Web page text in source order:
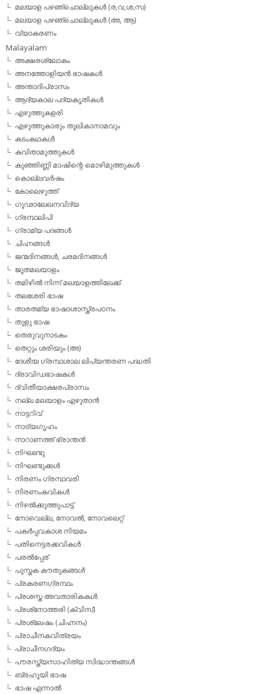
മലയാള പഴഞ്ചൊല്ലുകള്‍ (ര,വ,ശ,സ)
മലയാള പഴഞ്ചൊല്ലുകൾ (അ, ആ)
വ്യാകരണം
Malayalam
അക്ഷരശ്ലോകം
അനത്തോളിയന്‍ ഭാഷകള്‍
അന്താദിപ്രാസം
ആദ്യകാല പദ്യകൃതികള്‍
എഴുത്തുകളരി
എഴുത്തുകാരും തൂലികാനാമവും
കടംകഥകള്‍
കവിതാമുത്തുകള്‍
കുഞ്ഞിണ്ണി മാഷിന്റെ മൊഴിമുത്തുകള്‍
കൊല്ലവര്‍ഷം
കോലെഴുത്ത്
ഗൂഢാലേഖനവിദ്യ
ഗ്രന്ഥലിപി
ഗ്രാമ്യ പദങ്ങള്‍
ചിഹ്നങ്ങള്‍
ജന്മദിനങ്ങള്‍, ചരമദിനങ്ങള്‍
ജൂതമലയാളം
തമിഴില്‍ നിന്ന് മലയാളത്തിലേക്ക്
തലശേരി ഭാഷ
താരതമ്യ ഭാഷാശാസ്ത്രപഠനം
തുളു ഭാഷ
തെരുവുനാടകം
തെറ്റും ശരിയും (അ)
ദേശീയ ഗ്രന്ഥശാല ലിപ്യന്തരണ പദ്ധതി
ദ്രാവിഡഭാഷകള്‍
ദ്വിതീയാക്ഷരപ്രാസം
നല്ല മലയാളം എഴുതാന്‍
നാട്ടറിവ്
നാട്യഗൃഹം
നാറാണത്ത് ഭ്രാന്തന്‍
നിഘണ്ടു
നിഘണ്ടുക്കള്‍
നിരണം ഗ്രന്ഥവരി
നിരണംകവികള്‍
നിഴല്‍ക്കുത്തുപാട്ട്
നോവെല്ല, നോവല്‍, നോവലെറ്റ്
പകര്‍പ്പവകാശ നിയമം
പതിനെട്ടരക്കവികള്‍
പരല്‍പ്പേര്
പുസ്തക കൗതുകങ്ങള്‍
പ്രകരണഗ്രന്ഥം
പ്രശസ്ത അവതാരികകള്‍
പ്രശ്‌നോത്തരി (ക്വിസ്)
പ്രശ്ലേഷം (ചിഹ്നനം)
പ്രാചീനകവിത്രയം
പ്രാചീനഗദ്യം
പൗരസ്ത്യസാഹിത്യ സിദ്ധാന്തങ്ങള്‍
ബ്രഹൂയി ഭാഷ
ഭാഷ എന്നാല്‍